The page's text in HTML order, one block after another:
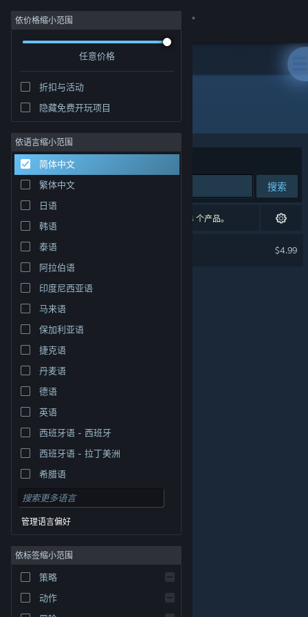
登录
社区
关于
客服
更改语言
获取 Steam 手机应用
查看桌面版网站
© Valve Corporation。保留所有权利。所有商标均为其在
律信息| 无障碍
依价格缩小范围
任意价格
折扣与活动
隐藏免费开玩项目
依语言缩小范围
简体中文
繁体中文
日语
韩语
泰语
阿拉伯语
印度尼西亚语
马来语
保加利亚语
捷克语
丹麦语
德语
英语
西班牙语 - 西班牙
西班牙语 - 拉丁美洲
希腊语
管理语言偏好
依标签缩小范围
策略
动作
开发者: 3 Sprockets
排序依据 相关性
搜索
1 个匹配的搜索结果。 根据您的偏好，已排除了 4 个产品。
$4.99